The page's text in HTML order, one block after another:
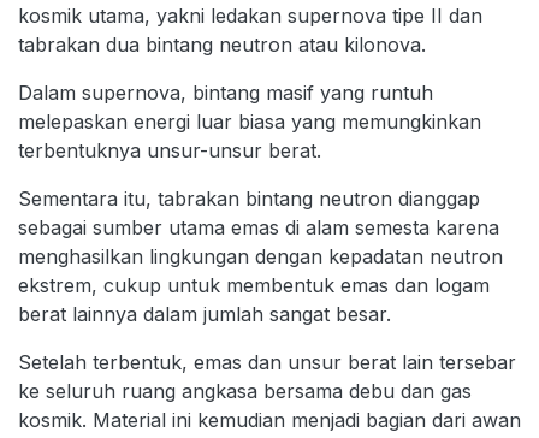
kosmik utama, yakni ledakan supernova tipe II dan
tabrakan dua bintang neutron atau kilonova.
Dalam supernova, bintang masif yang runtuh
melepaskan energi luar biasa yang memungkinkan
terbentuknya unsur-unsur berat.
Sementara itu, tabrakan bintang neutron dianggap
sebagai sumber utama emas di alam semesta karena
menghasilkan lingkungan dengan kepadatan neutron
ekstrem, cukup untuk membentuk emas dan logam
berat lainnya dalam jumlah sangat besar.
Setelah terbentuk, emas dan unsur berat lain tersebar
ke seluruh ruang angkasa bersama debu dan gas
kosmik. Material ini kemudian menjadi bagian dari awan